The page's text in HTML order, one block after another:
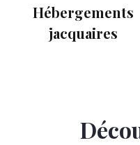
Hébergements
jacquaires